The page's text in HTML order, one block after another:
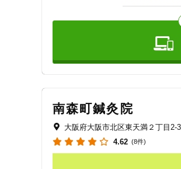
南森町鍼灸院
大阪府大阪市北区東天満２丁目2-
4.62 (8件)